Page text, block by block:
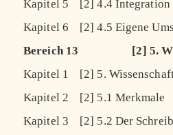
Kapitel 5
[2] 4.4 Integration
Kapitel 6
[2] 4.5 Eigene
Bereich 13
[2] 5.
Kapitel 1
[2] 5.
Kapitel 2
[2] 5.1 Merkmale
Kapitel 3
[2] 5.2 Der